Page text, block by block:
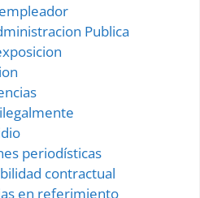
Publica
periodísticas
contractual
en referimiento